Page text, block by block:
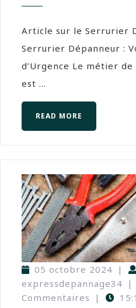
Article sur le Serrurier
Serrurier Dépanneur :
d’Urgence Le métier
est ...
READ MORE
05 octobre 2024 |
expressdepannage34 |
Commentaires
|